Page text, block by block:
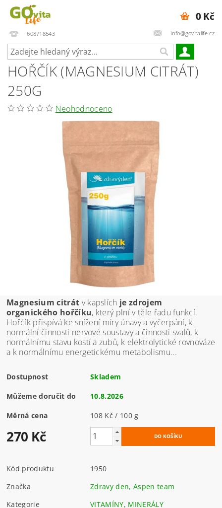
608718543 info@govitalife.cz
0 Kč
HOŘČÍK (MAGNESIUM CITRÁT)
250G
Neohodnoceno
Magnesium citrát v kapslích je zdrojem
organického hořčíku, který plní v těle řadu funkcí.
Hořčík přispívá ke snížení míry únavy a vyčerpání, k
normální činnosti nervové soustavy a činnosti svalů, k
normálnímu stavu kostí a zubů, k elektrolytické rovnováze
a k normálnímu energetickému metabolismu...
Dostupnost Skladem
Můžeme doručit do 10.8.2026
Měrná cena 108 Kč / 100 g
270 Kč
Kód produktu
1950
Značka
Zdravy den, Aspen team
Kategorie
VITAMÍNY, MINERÁLY